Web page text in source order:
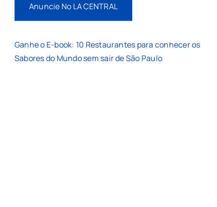
Anuncie No LA CENTRAL
Ganhe o E-book: 10 Restaurantes para conhecer os
Sabores do Mundo sem sair de São Paulo